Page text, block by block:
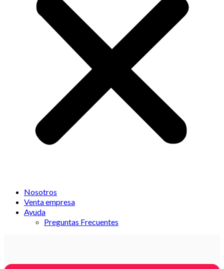
Nosotros
Venta empresa
Ayuda
Preguntas Frecuentes